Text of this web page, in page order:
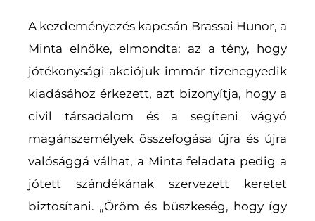
A kezdeményezés kapcsán Brassai Hunor, a
Minta elnöke, elmondta: az a tény, hogy
jótékonysági akciójuk immár tizenegyedik
kiadásához érkezett, azt bizonyítja, hogy a
civil társadalom és a segíteni vágyó
magánszemélyek összefogása újra és újra
valósággá válhat, a Minta feladata pedig a
jótett szándékának szervezett keretet
biztosítani. „Öröm és büszkeség, hogy így